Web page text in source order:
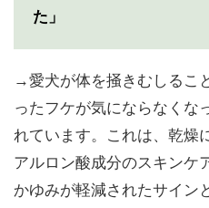
た」
→愛犬が体を掻きむしるこ
ったフケが気にならなくな
れています。これは、乾燥
アルロン酸成分のスキンケ
かゆみが軽減されたサイン